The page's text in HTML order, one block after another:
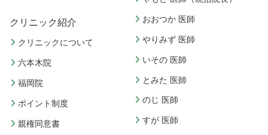
クリニック紹介
クリニックについて
六本木院
福岡院
ポイント制度
親権同意書
おおつか 医師
やりみず 医師
いその 医師
とみた 医師
のじ 医師
すが 医師